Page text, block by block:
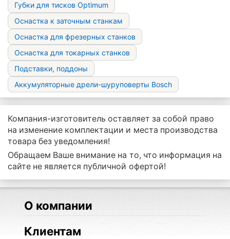
Губки для тисков Optimum
Оснастка к заточным станкам
Оснастка для фрезерных станков
Оснастка для токарных станков
Подставки, поддоны
Аккумуляторные дрели-шуруповерты Bosch
Компания-изготовитель оставляет за собой право
на изменение комплектации и места производства
товара без уведомления!
Обращаем Ваше внимание на то, что информация на
сайте не является публичной офертой!
О компании
Клиентам